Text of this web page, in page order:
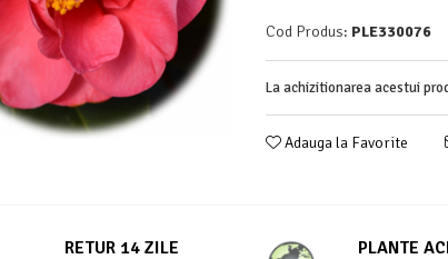
Cod Produs: PLE330076
La achizitionarea acestui
Adauga la Favorite
RETUR 14 ZILE PLANTE